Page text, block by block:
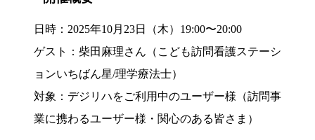
日時：2025年10月23日（木）19:00〜20:00
ゲスト： 柴田麻理さん（ こども訪問看護ステーシ
ョンいちばん星/理学療法士）
対象：デジリハをご利用中のユーザー様（訪問事
業に携わるユーザー様・関心のある皆さま）